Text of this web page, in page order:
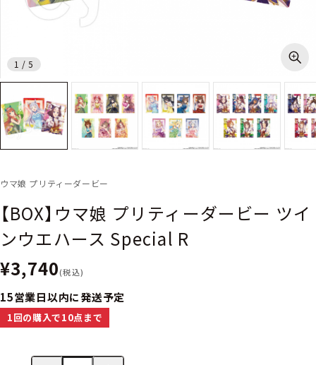
1 / 5
ウマ娘 プリティーダービー
【BOX】ウマ娘 プリティーダービー ツイ
ンウエハース Special R
¥3,740(税込)
15営業日以内に発送予定
1回の購入で10点まで